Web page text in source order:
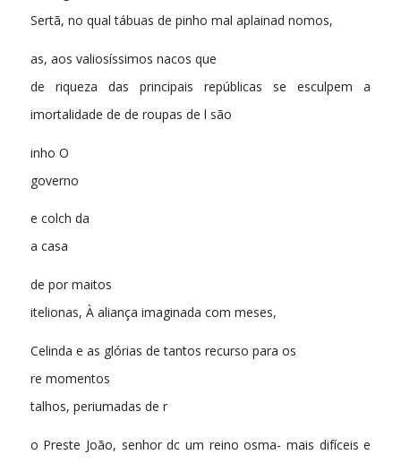
Sertã, no qual tábuas de pinho mal aplainad nomos,
as, aos valiosíssimos nacos que
de riqueza das principais repúblicas se esculpem a
imortalidade de de roupas de l são
inho O
governo
e colch da
a casa
de por maitos
itelionas, À aliança imaginada com meses,
Celinda e as glórias de tantos recurso para os
re momentos
talhos, periumadas de r
o Preste João, senhor dc um reino osma- mais difíceis e